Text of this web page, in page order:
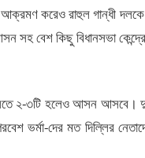
আক্রমণ করেও রাহুল গান্ধী
সহ বেশ কিছু বিধানসভা
২-৩টি হলেও আসন আসবে।
ভর্মা-দের মত দিল্লির